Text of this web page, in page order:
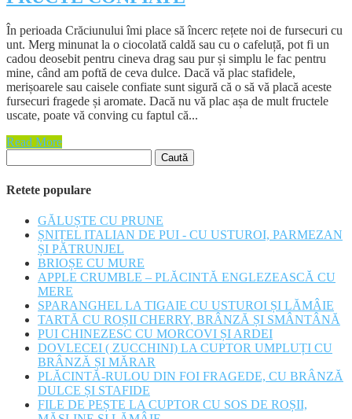
În perioada Crăciunului îmi place să încerc rețete noi de fursecuri cu
unt. Merg minunat la o ciocolată caldă sau cu o cafeluță, pot fi un
cadou deosebit pentru cineva drag sau pur și simplu le fac pentru
mine, când am poftă de ceva dulce. Dacă vă plac stafidele,
merișoarele sau caisele confiate sunt sigură că o să vă placă aceste
fursecuri fragede și aromate. Dacă nu vă plac așa de mult fructele
uscate, poate vă conving cu faptul că...
Read More
după:
Retete populare
GĂLUȘTE CU PRUNE
ȘNIȚEL ITALIAN DE PUI - CU USTUROI, PARMEZAN
ȘI PĂTRUNJEL
BRIOȘE CU MURE
APPLE CRUMBLE – PLĂCINTĂ ENGLEZEASCĂ CU
MERE
SPARANGHEL LA TIGAIE CU USTUROI ȘI LĂMÂIE
TARTĂ CU ROȘII CHERRY, BRÂNZĂ ȘI SMÂNTÂNĂ
PUI CHINEZESC CU MORCOVI ȘI ARDEI
DOVLECEI ( ZUCCHINI) LA CUPTOR UMPLUȚI CU
BRÂNZĂ ȘI MĂRAR
PLĂCINTĂ-RULOU DIN FOI FRAGEDE, CU BRÂNZĂ
DULCE ȘI STAFIDE
FILE DE PEȘTE LA CUPTOR CU SOS DE ROȘII,